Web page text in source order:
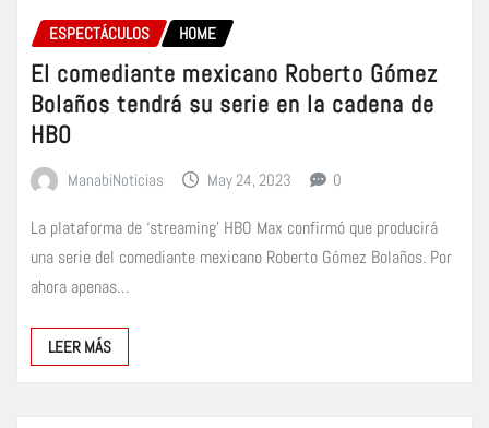
ESPECTÁCULOS HOME
El comediante mexicano Roberto Gómez
Bolaños tendrá su serie en la cadena de
HBO
ManabiNoticias May 24, 2023 0
La plataforma de ‘streaming’ HBO Max confirmó que producirá
una serie del comediante mexicano Roberto Gómez Bolaños. Por
ahora apenas…
LEER MÁS